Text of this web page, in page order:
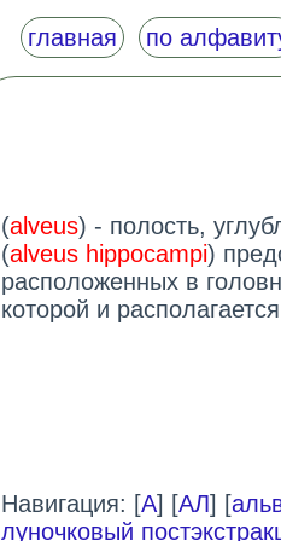
главная по
(alveus) - полость,
(alveus hippocampi)
расположенных в
которой и
Навигация: [А] [АЛ] [
луночковый